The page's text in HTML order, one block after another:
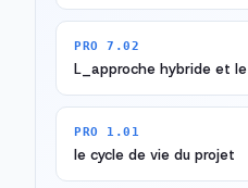
PRO 7.02
L_approche hybride et le
PRO 1.01
le cycle de vie du projet